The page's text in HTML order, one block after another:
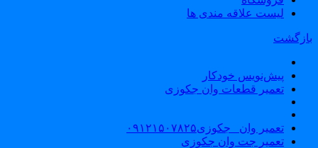
لیست علاقه مندی ها
پیش‌نویس خودکار
تعمیر قطعات وان جکوزی
تعمیر وان _جکوزی۰۹۱۲۱۵۰۷۸۲۵
تعمیر جت وان جکوزی